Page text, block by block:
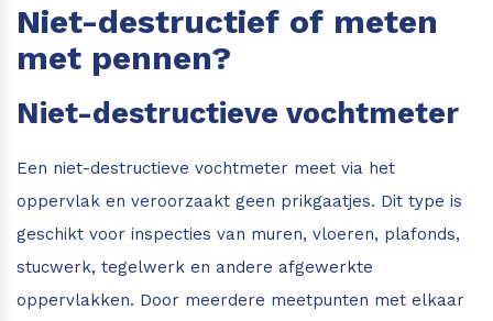
Niet-destructief of meten
met pennen?
Niet-destructieve vochtmeter
Een niet-destructieve vochtmeter meet via het
oppervlak en veroorzaakt geen prikgaatjes. Dit type is
geschikt voor inspecties van muren, vloeren, plafonds,
stucwerk, tegelwerk en andere afgewerkte
oppervlakken. Door meerdere meetpunten met elkaar